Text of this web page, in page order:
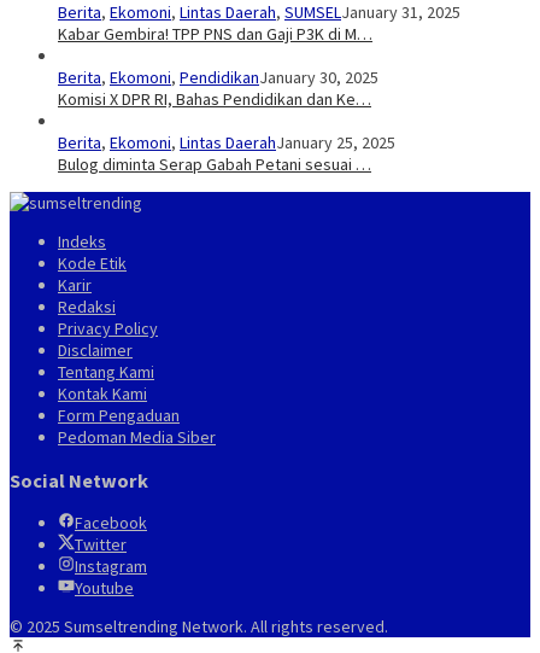
Berita, Ekomoni, Lintas Daerah, SUMSELJanuary 31, 2025
Kabar Gembira! TPP PNS dan Gaji P3K di M…
Berita, Ekomoni, PendidikanJanuary 30, 2025
Komisi X DPR RI, Bahas Pendidikan dan Ke…
Berita, Ekomoni, Lintas DaerahJanuary 25, 2025
Bulog diminta Serap Gabah Petani sesuai …
Indeks
Kode Etik
Karir
Redaksi
Privacy Policy
Disclaimer
Tentang Kami
Kontak Kami
Form Pengaduan
Pedoman Media Siber
Social Network
Facebook
Twitter
Instagram
Youtube
© 2025 Sumseltrending Network. All rights reserved.